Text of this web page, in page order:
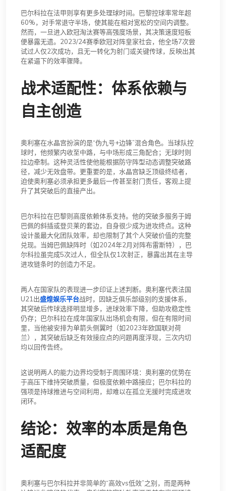
巴尔科拉在法甲则享有更多处理球时间。巴黎控球率常年超
60%，对手常退守半场，使其能在相对宽松的空间内调整。
然而，一旦进入欧冠淘汰赛等高强度场景，其决策速度短板
便暴露无遗。2023/24赛季欧冠对阵皇家社会，他全场7次尝
试过人仅2次成功，且无一转化为射门或关键传球，反映出其
在紧逼下的效率骤降。
战术适配性：体系依赖与
自主创造
奥利塞在水晶宫扮演的是“伪九号+边锋”混合角色。当球队控
球时，他频繁内收至中路，与中场形成三角配合；无球时则
拉边牵制。这种灵活性使他能根据防守阵型动态调整突破路
径，减少无效盘带。更重要的是，水晶宫缺乏顶级终结者，
迫使奥利塞必须承担更多最后一传甚至射门责任，客观上提
升了其突破后的直接产出。
巴尔科拉在巴黎则高度依赖体系支持。他的突破多服务于姆
巴佩的斜插或登贝莱的套边，自身很少成为进攻终点。这种
设计虽最大化团队效率，却也限制了其个人突破价值的完整
兑现。当姆巴佩缺阵时（如2024年2月对阵布雷斯特），巴
尔科拉虽完成5次过人，但全队仅1次射正，暴露出其在主导
进攻链条时的创造力不足。
两人在国家队的表现进一步印证上述判断。奥利塞代表法国
U21出盛煌娱乐平台战时，因缺乏俱乐部级别的支援体系，
其突破后传球选择明显增多，进球效率下降，但助攻稳定性
仍存；巴尔科拉在成年国家队出场机会有限，但在有限时间
里，当他被安排为单箭头侧翼时（如2023年欧国联对荷
兰），其突破后缺乏有效接应点的问题再度浮现，三次内切
均以回传告终。
这说明两人的能力边界均受制于周围环境：奥利塞的优势在
于高压下维持突破质量，但极度依赖中路接应；巴尔科拉的
强项是持球推进与空间利用，却难以在孤立无援时完成进攻
闭环。
结论：效率的本质是角色
适配度
奥利塞与巴尔科拉并非简单的“高效vs低效”之别，而是两种